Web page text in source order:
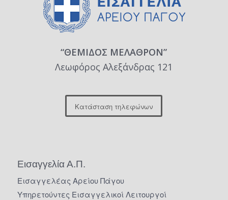
“ΘΕΜΙΔΟΣ ΜΕΛΑΘΡΟΝ”
Λεωφόρος Αλεξάνδρας 121
Κατάσταση τηλεφώνων
Εισαγγελία Α.Π.
Εισαγγελέας Αρείου Πάγου
Υπηρετούντες Εισαγγελικοί Λειτουργοί